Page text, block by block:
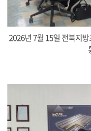
2026년 7월 15일 전북지